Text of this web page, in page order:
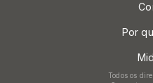
Por
Todos os